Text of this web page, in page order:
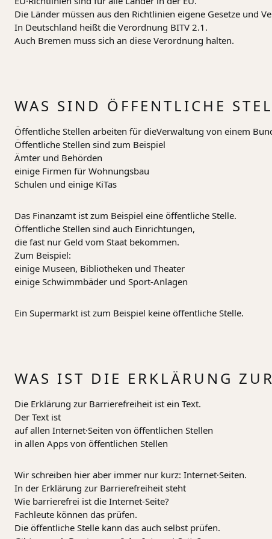
Die Länder müssen aus den Richtlinien eigene Gesetze und
In Deutschland heißt die Verordnung BITV 2.1.
Auch Bremen muss sich an diese Verordnung halten.
WAS SIND ÖFFENTLICHE
Öffentliche Stellen arbeiten für dieVerwaltung von einem
Öffentliche Stellen sind zum Beispiel
Ämter und Behörden
einige Firmen für Wohnungsbau
Schulen und einige KiTas
Das Finanzamt ist zum Beispiel eine öffentliche Stelle.
Öffentliche Stellen sind auch Einrichtungen,
die fast nur Geld vom Staat bekommen.
Zum Beispiel:
einige Museen, Bibliotheken und Theater
einige Schwimmbäder und Sport-Anlagen
Ein Supermarkt ist zum Beispiel keine öffentliche Stelle.
WAS IST DIE ERKLÄRUNG
Die Erklärung zur Barrierefreiheit ist ein Text.
Der Text ist
auf allen Internet·Seiten von öffentlichen Stellen
in allen Apps von öffentlichen Stellen
Wir schreiben hier aber immer nur kurz: Internet·Seiten.
In der Erklärung zur Barrierefreiheit steht
Wie barrierefrei ist die Internet-Seite?
Fachleute können das prüfen.
Die öffentliche Stelle kann das auch selbst prüfen.